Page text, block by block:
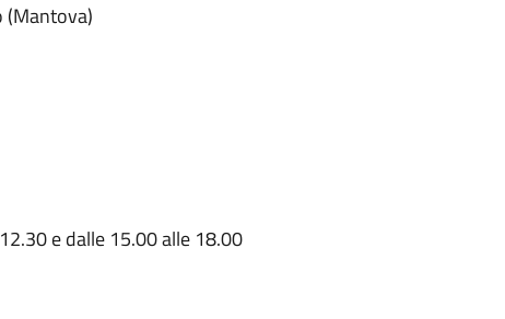
(Mantova)
e dalle 15.00 alle 18.00